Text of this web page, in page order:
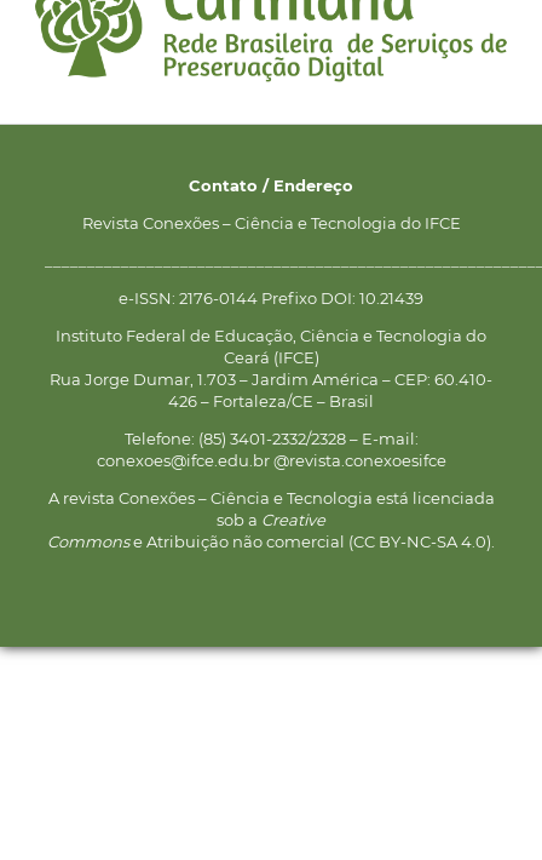
Contato / Endereço
Revista Conexões – Ciência e Tecnologia do IFCE
e-ISSN: 2176-0144 Prefixo DOI: 10.21439
Instituto Federal de Educação, Ciência e Tecnologia do
Ceará (IFCE)
Rua Jorge Dumar, 1.703 – Jardim América – CEP: 60.410-
426 – Fortaleza/CE – Brasil
Telefone: (85) 3401-2332/2328 – E-mail:
conexoes@ifce.edu.br @revista.conexoesifce
A revista Conexões – Ciência e Tecnologia está licenciada
sob a Creative
Commonse Atribuição não comercial (CC BY-NC-SA 4.0).